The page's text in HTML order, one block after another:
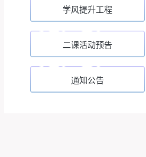
学风提升工程
二课活动预告
通知公告